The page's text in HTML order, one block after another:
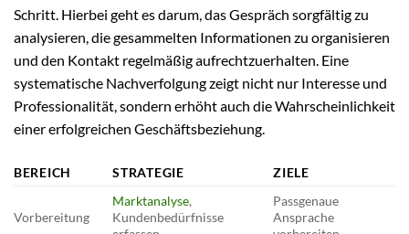
Schritt. Hierbei geht es darum, das Gespräch sorgfältig zu
analysieren, die gesammelten Informationen zu organisieren
und den Kontakt regelmäßig aufrechtzuerhalten. Eine
systematische Nachverfolgung zeigt nicht nur Interesse und
Professionalität, sondern erhöht auch die Wahrscheinlichkeit
einer erfolgreichen Geschäftsbeziehung.
BEREICH STRATEGIE ZIELE
Vorbereitung
Marktanalyse,
Kundenbedürfnisse
Passgenaue
Ansprache